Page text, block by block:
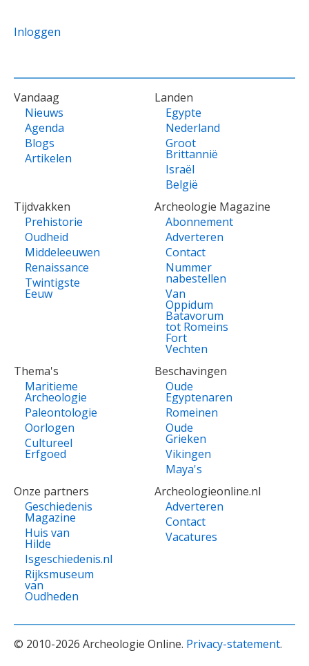
Inloggen
VOET
Vandaag
Nieuws
Agenda
Blogs
Artikelen
Landen
Egypte
Nederland
Groot
Brittannië
Israël
België
Tijdvakken
Prehistorie
Oudheid
Middeleeuwen
Renaissance
Twintigste
Eeuw
Archeologie Magazine
Abonnement
Adverteren
Contact
Nummer
nabestellen
Van
Oppidum
Batavorum
tot Romeins
Fort
Vechten
Thema's
Maritieme
Archeologie
Paleontologie
Oorlogen
Cultureel
Erfgoed
Beschavingen
Oude
Egyptenaren
Romeinen
Oude
Grieken
Vikingen
Maya's
Onze partners
Geschiedenis
Magazine
Huis van
Hilde
Isgeschiedenis.nl
Rijksmuseum
van
Oudheden
Archeologieonline.nl
Adverteren
Contact
Vacatures
© 2010-2026 Archeologie Online. Privacy-statement.